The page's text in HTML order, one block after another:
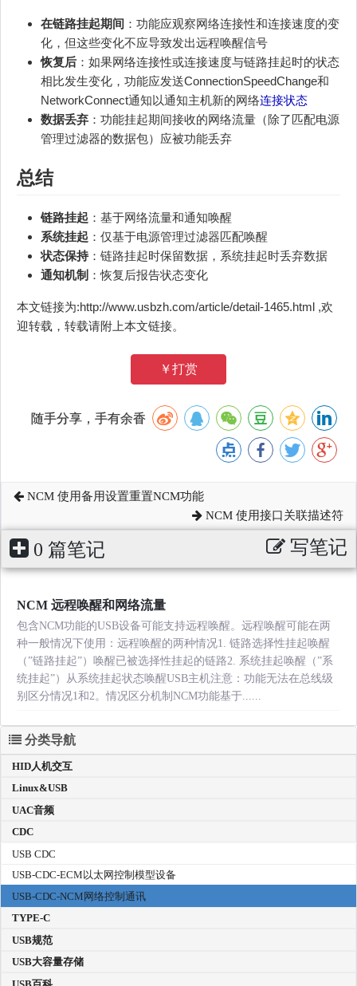
在链路挂起期间 ：功能应观察网络连接性和连接速度的变
化，但这些变化不应导致发出远程唤醒信号
恢复后 ：如果网络连接性或连接速度与链路挂起时的状态
相比发生变化，功能应发送ConnectionSpeedChange和
NetworkConnect通知以通知主机新的网络连接状态
数据丢弃 ：功能挂起期间接收的网络流量（除了匹配电源
管理过滤器的数据包）应被功能丢弃
总结
链路挂起 ：基于网络流量和通知唤醒
系统挂起 ：仅基于电源管理过滤器匹配唤醒
状态保持：链路挂起时保留数据，系统挂起时丢弃数据
通知机制 ：恢复后报告状态变化
本文链接为:http://www.usbzh.com/article/detail-1465.html ,欢
迎转载，转载请附上本文链接。
￥打赏
随手分享，手有余香
NCM 使用备用设置重置NCM功能
NCM 使用接口关联描述符
0 篇笔记 写笔记
NCM 远程唤醒和网络流量
包含NCM功能的USB设备可能支持远程唤醒。远程唤醒可能在两
种一般情况下使用：远程唤醒的两种情况1. 链路选择性挂起唤醒
（”链路挂起”）唤醒已被选择性挂起的链路2. 系统挂起唤醒（”系
统挂起”）从系统挂起状态唤醒USB主机注意：功能无法在总线级
别区分情况1和2。情况区分机制NCM功能基于......
分类导航
HID人机交互
Linux&USB
UAC音频
CDC
USB CDC
USB-CDC-ECM以太网控制模型设备
USB-CDC-NCM网络控制通讯
TYPE-C
USB规范
USB大容量存储